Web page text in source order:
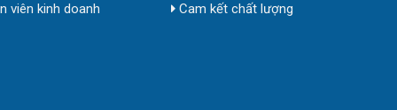
viên kinh doanh
Cam kết chất lượng